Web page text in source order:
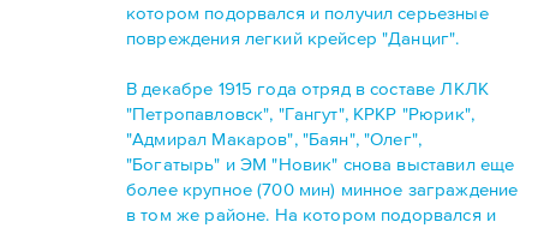
котором подорвался и получил серьезные
повреждения легкий крейсер "Данциг".
В декабре 1915 года отряд в составе ЛКЛК
"Петропавловск", "Гангут", КРКР "Рюрик",
"Адмирал Макаров", "Баян", "Олег",
"Богатырь" и ЭМ "Новик" снова выставил еще
более крупное (700 мин) минное заграждение
в том же районе. На котором подорвался и